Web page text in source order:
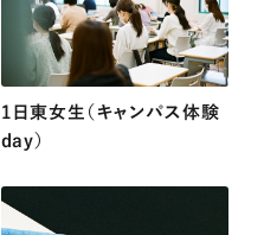
1日東女生（キャンパス体験
day）